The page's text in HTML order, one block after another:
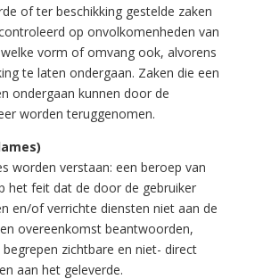
of ter beschikking gestelde zaken
op onvolkomenheden van
vorm of omvang ook, alvorens
te laten ondergaan. Zaken die een
ondergaan kunnen door de
worden teruggenomen.
worden verstaan: een beroep van
het feit dat de door de gebruiker
en/of verrichte diensten niet aan de
overeenkomst beantwoorden,
zichtbare en niet- direct
aan het geleverde.